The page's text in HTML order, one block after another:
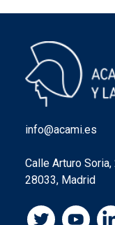
info@acami.es
Calle Arturo Soria,
28033, Madrid